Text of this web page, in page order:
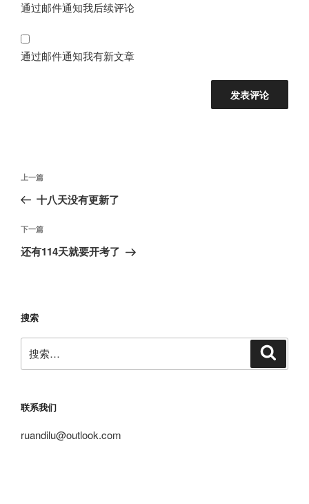
通过邮件通知我后续评论
通过邮件通知我有新文章
文
导
航
上
一
文
章
上一篇
十八天没有更新了
下
一
下一篇
还有114天就要开考了
搜索
索：
联系我们
ruandilu@outlook.com